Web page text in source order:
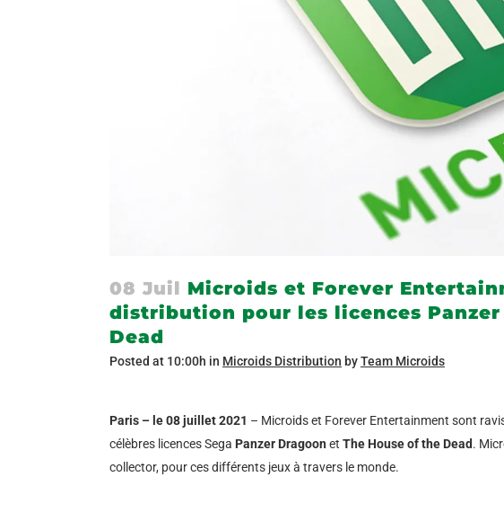
08 Juil Microids et Forever
distribution pour les licences
Dead
Posted at 10:00h in Microids Distribution byTeam Microids
Paris – le 08 juillet 2021 – Microids et Forever Entertainment sont
célèbres licences Sega Panzer Dragoon et The House of the Dead.
collector, pour ces différents jeux à travers le monde.